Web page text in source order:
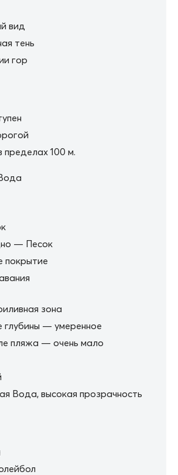
вид
тень
гор
пределах 100 м.
— Песок
покрытие
зона
глубины — умеренное
пляжа — очень мало
Вода, высокая прозрачность